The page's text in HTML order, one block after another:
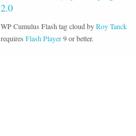
2.0
WP Cumulus Flash tag cloud byRoy Tanck
requires Flash Player9 or better.